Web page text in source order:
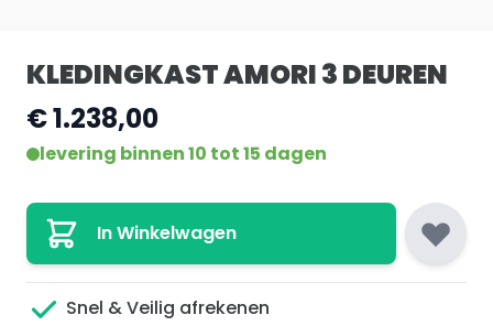
KLEDINGKAST AMORI 3 DEUREN
€ 1.238,00
levering binnen 10 tot 15 dagen
In Winkelwagen
Snel & Veilig afrekenen